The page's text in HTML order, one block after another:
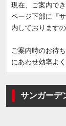
現在、ご案内で
ページ下部に『
内しております
ご案内時のお待
にあわせ効率よ
サンガー